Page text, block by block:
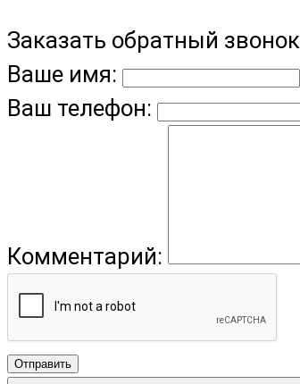
Заказать обратный звонок
Ваше имя:
Ваш телефон:
Комментарий:
Отправить